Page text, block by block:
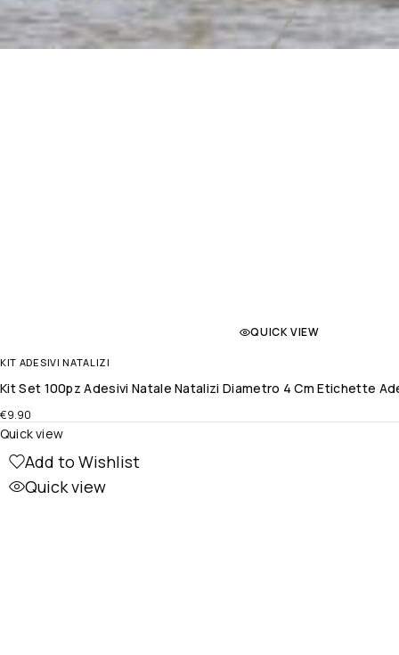
QUICK VIEW
KIT ADESIVI NATALIZI
Kit Set 100pz Adesivi Natale Natalizi Diametro 4 Cm Etichette
€9.90
Add to Wishlist
Quick view
Quick view